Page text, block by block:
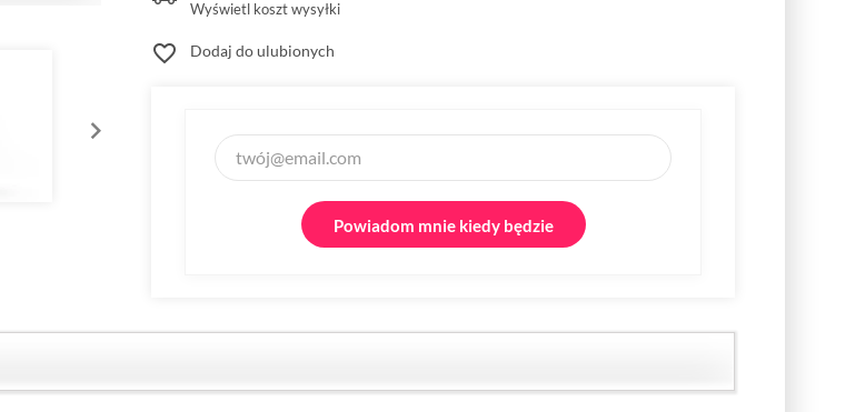
Wyświetl koszt wysyłki
favorite_border Dodaj do ulubionych
Powiadom mnie kiedy będzie